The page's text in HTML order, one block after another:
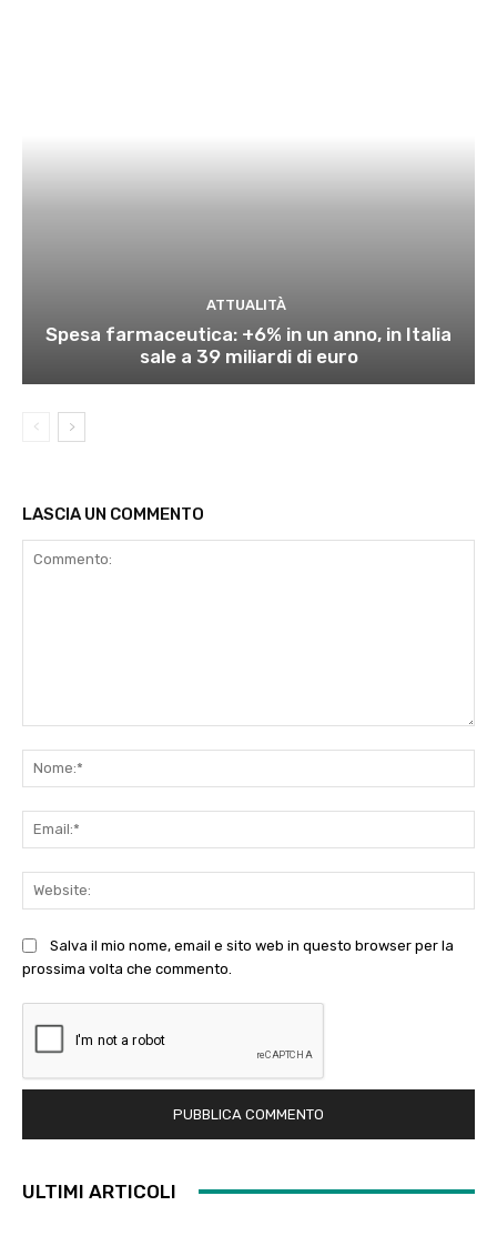
ATTUALITÀ
Spesa farmaceutica: +6% in un anno, in Italia
sale a 39 miliardi di euro
LASCIA UN COMMENTO
Salva il mio nome, email e sito web in questo browser per la
prossima volta che commento.
ULTIMI ARTICOLI